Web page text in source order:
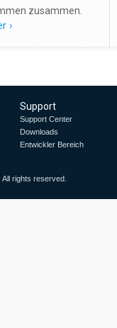
zusammen.
›
Support
Support Center
Downloads
Entwickler Bereich
rights reserved.